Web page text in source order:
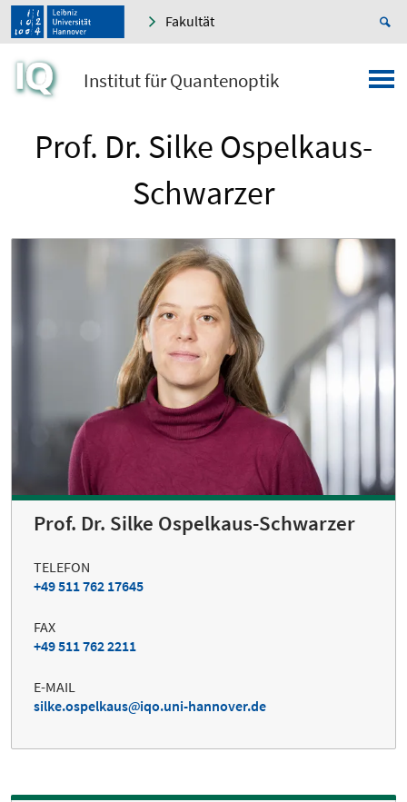
Fakultät
Institut für Quantenoptik
Prof. Dr. Silke Ospelkaus-
Schwarzer
Prof. Dr. Silke Ospelkaus-Schwarzer
TELEFON
+49 511 762 17645
FAX
+49 511 762 2211
E-MAIL
silke.ospelkaus
iqo.uni-hannover.de